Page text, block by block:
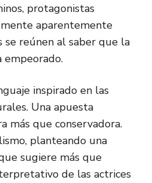
protagonistas
aparentemente
se reúnen al saber que la
empeorado.
inspirado en las
Una apuesta
más que conservadora.
planteando una
sugiere más que
de las actrices